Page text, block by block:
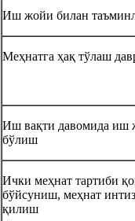
Иш жойи билан
Меҳнатга ҳақ тўлаш
Иш вақти давомида иш
бўлиш
Ички меҳнат тартиби
бўйсуниш, меҳнат
қилиш